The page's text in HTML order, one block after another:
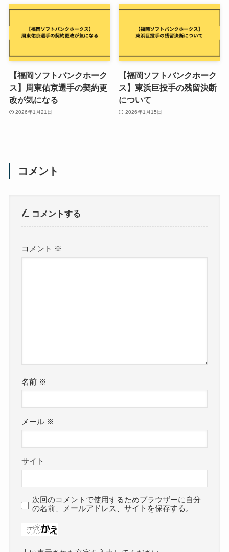
【福岡ソフトバンクホーク
ス】周東佑京選手の契約更
改が気になる
2026年1月21日
【福岡ソフトバンクホーク
ス】東浜巨投手の残留決断
について
2026年1月15日
コメント
コメントする
コメント ※
名前 ※
メール ※
サイト
次回のコメントで使用するためブラウザーに自分
の名前、メールアドレス、サイトを保存する。